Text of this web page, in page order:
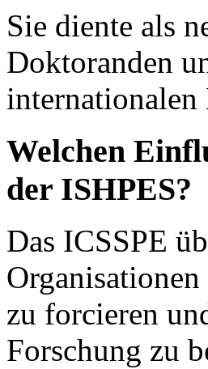
Sie diente als
Doktoranden
Welchen
der ISHPES?
Das ICSSPE
zu forcieren
Forschung zu